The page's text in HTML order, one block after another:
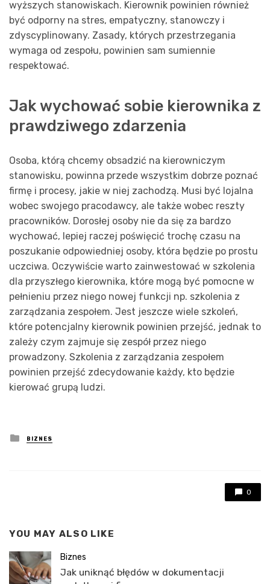
wyższych stanowiskach. Kierownik powinien również
być odporny na stres, empatyczny, stanowczy i
zdyscyplinowany. Zasady, których przestrzegania
wymaga od zespołu, powinien sam sumiennie
respektować.
Jak wychować sobie kierownika z
prawdziwego zdarzenia
Osoba, którą chcemy obsadzić na kierowniczym
stanowisku, powinna przede wszystkim dobrze poznać
firmę i procesy, jakie w niej zachodzą. Musi być lojalna
wobec swojego pracodawcy, ale także wobec reszty
pracowników. Dorosłej osoby nie da się za bardzo
wychować, lepiej raczej poświęcić trochę czasu na
poszukanie odpowiedniej osoby, która będzie po prostu
uczciwa. Oczywiście warto zainwestować w szkolenia
dla przyszłego kierownika, które mogą być pomocne w
pełnieniu przez niego nowej funkcji np. szkolenia z
zarządzania zespołem. Jest jeszcze wiele szkoleń,
które potencjalny kierownik powinien przejść, jednak to
zależy czym zajmuje się zespół przez niego
prowadzony. Szkolenia z zarządzania zespołem
powinien przejść zdecydowanie każdy, kto będzie
kierować grupą ludzi.
Posted
in
BIZNES
0
YOU MAY ALSO LIKE
Biznes
Jak uniknąć błędów w dokumentacji